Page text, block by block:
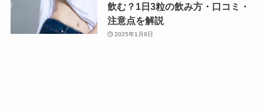
飲む？1日3粒の飲み方・口コミ・
注意点を解説
2025年1月9日